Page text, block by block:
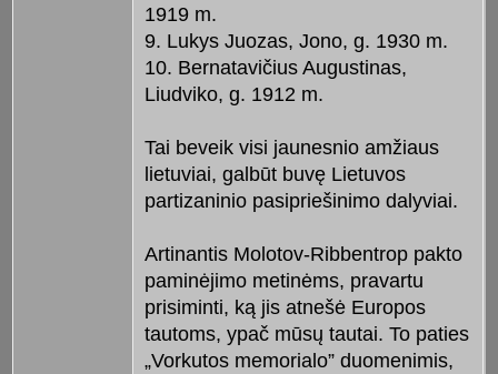
1919 m.
9. Lukys Juozas, Jono, g. 1930 m.
10. Bernatavičius Augustinas,
Liudviko, g. 1912 m.
Tai beveik visi jaunesnio amžiaus
lietuviai, galbūt buvę Lietuvos
partizaninio pasipriešinimo dalyviai.
Artinantis Molotov-Ribbentrop pakto
paminėjimo metinėms, pravartu
prisiminti, ką jis atnešė Europos
tautoms, ypač mūsų tautai. To paties
„Vorkutos memorialo” duomenimis,